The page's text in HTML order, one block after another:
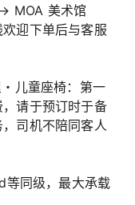
MOA 美术馆
欢迎下单后与客服
儿童座椅：第一
请于预订时于备
司机不陪同客人
等同级，最大承载